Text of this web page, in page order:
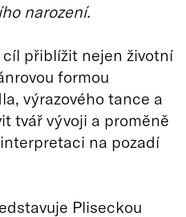
narození.
cíl přiblížit nejen životní
formou
výrazového tance a
tvář vývoji a proměně
na pozadí
Pliseckou